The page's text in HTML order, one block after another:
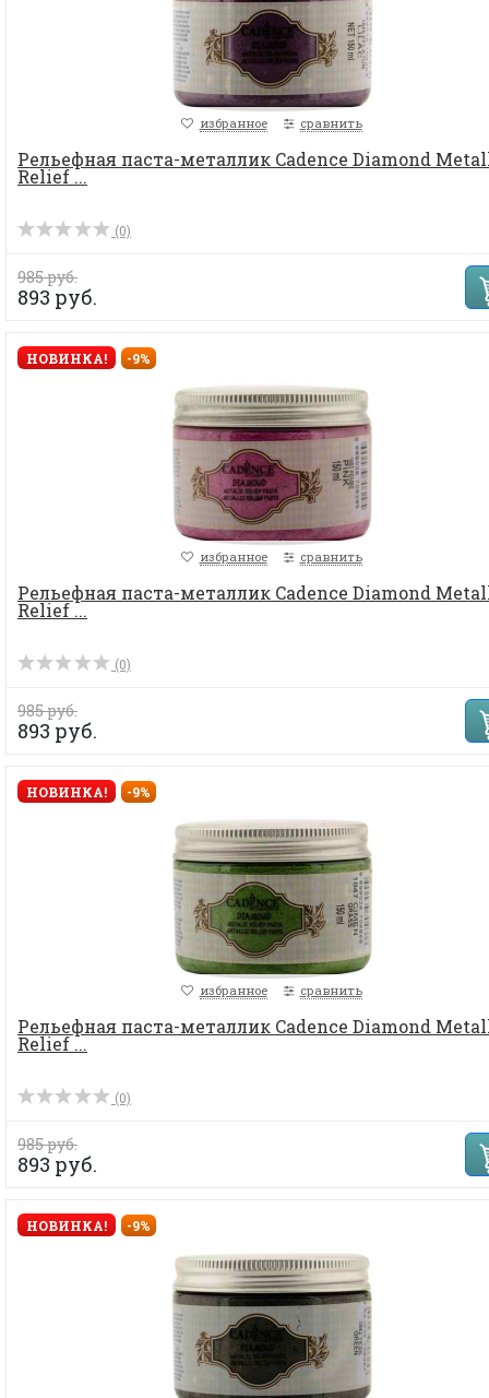
избранное сравнить
Рельефная паста-металлик Cadence Diamond
Relief ...
(0)
985 руб.
893 руб.
НОВИНКА! -9%
избранное сравнить
Рельефная паста-металлик Cadence Diamond
Relief ...
(0)
985 руб.
893 руб.
НОВИНКА! -9%
избранное сравнить
Рельефная паста-металлик Cadence Diamond
Relief ...
(0)
985 руб.
893 руб.
НОВИНКА! -9%